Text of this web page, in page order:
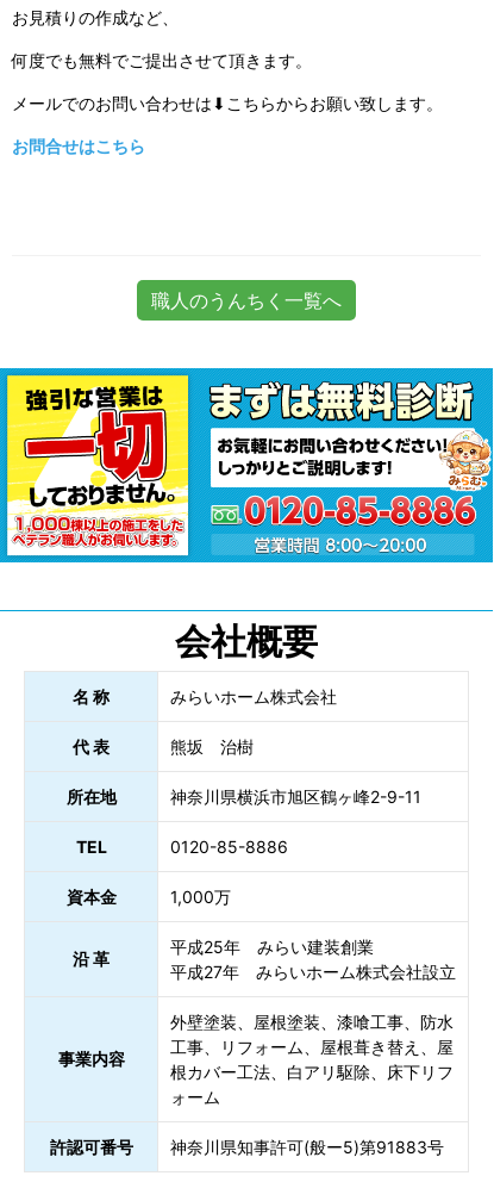
お見積りの作成など、
何度でも無料でご提出させて頂きます。
メールでのお問い合わせは⬇こちらからお願い致します。
お問合せはこちら
職人のうんちく一覧へ
会社概要
名 称 みらいホーム株式会社
代 表 熊坂 治樹
所在地 神奈川県横浜市旭区鶴ヶ峰2-9-11
TEL 0120-85-8886
資本金 1,000万
沿 革
平成25年 みらい建装創業
平成27年 みらいホーム株式会社設立
事業内容
外壁塗装、屋根塗装、漆喰工事、防水
工事、リフォーム、屋根葺き替え、屋
根カバー工法、白アリ駆除、床下リフ
ォーム
許認可番号 神奈川県知事許可(般ー5)第91883号